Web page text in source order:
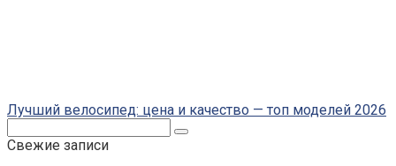
Лучший велосипед: цена и качество — топ моделей 2026
Свежие записи